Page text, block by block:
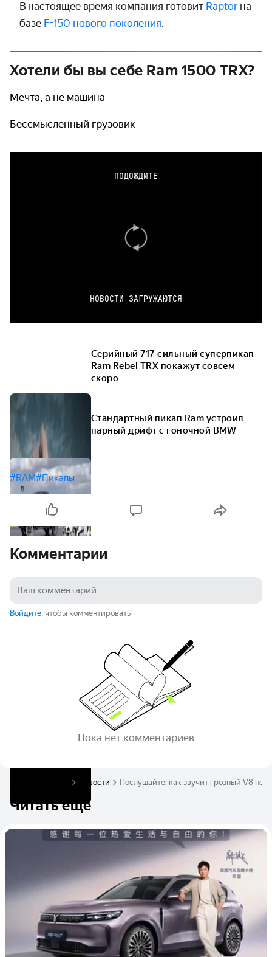
В настоящее время компания готовит Raptor на
базе F-150 нового поколения.
Хотели бы вы себе Ram 1500 TRX?
Мечта, а не машина
Бессмысленный грузовик
ПОДОЖДИТЕ
НОВОСТИ ЗАГРУЖАЮТСЯ
Серийный 717-сильный суперпикап
Ram Rebel TRX покажут совсем
скоро
Стандартный пикап Ram устроил
парный дрифт с гоночной BMW
#RAM#Пикапы
Комментарии
Войдите, чтобы комментировать
Пока нет комментариев
Новости Послушайте, как звучит грозный V8
Читать ещё